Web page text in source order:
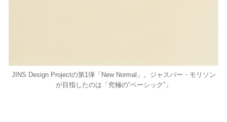
JINS Design Projectの第1弾「New Normal」。ジャスパー・モリソン
が目指したのは「究極の“ベーシック”」